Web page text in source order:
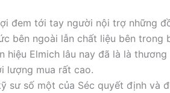
đem tới tay người nội trợ những
bên ngoài lẫn chất liệu bên trong
hiệu Elmich lâu nay đã là là
lượng mua rất cao.
sư số một của Séc quyết định và